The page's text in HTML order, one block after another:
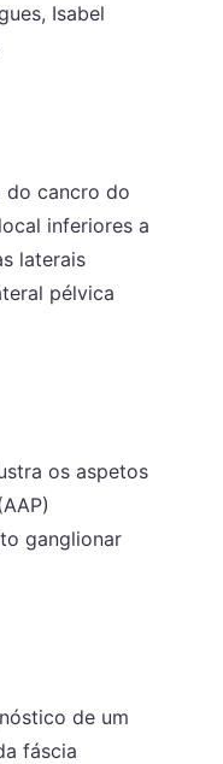
Isabel
do cancro do
inferiores a
laterais
pélvica
os aspetos
ganglionar
de um
fáscia